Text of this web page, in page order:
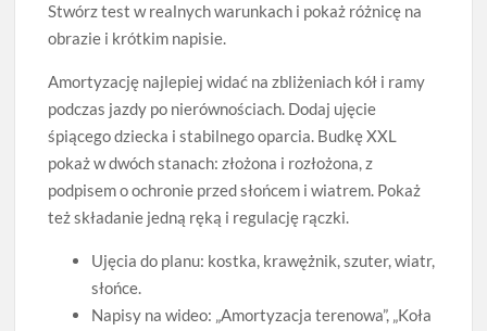
Stwórz test w realnych warunkach i pokaż różnicę na
obrazie i krótkim napisie.
Amortyzację najlepiej widać na zbliżeniach kół i ramy
podczas jazdy po nierównościach. Dodaj ujęcie
śpiącego dziecka i stabilnego oparcia. Budkę XXL
pokaż w dwóch stanach: złożona i rozłożona, z
podpisem o ochronie przed słońcem i wiatrem. Pokaż
też składanie jedną ręką i regulację rączki.
Ujęcia do planu: kostka, krawężnik, szuter, wiatr,
słońce.
Napisy na wideo: „Amortyzacja terenowa”, „Koła